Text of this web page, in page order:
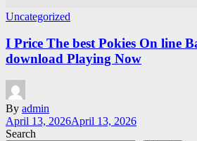
Uncategorized
I Price The best Pokies On line
download Playing Now
By admin
April 13, 2026April 13, 2026
Search